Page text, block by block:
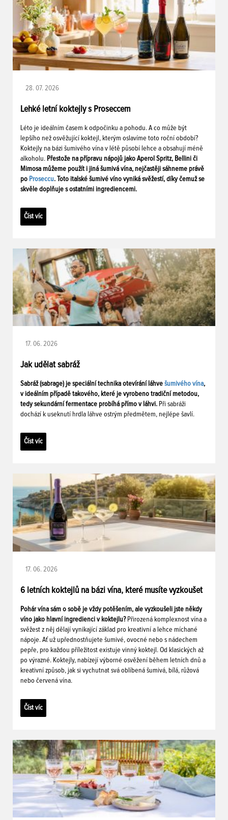
28. 07. 2026
Lehké letní koktejly s Proseccem
Léto je ideálním časem k odpočinku a pohodu. A co může být
lepšího než osvěžující koktejl, kterým oslavíme toto roční období?
Koktejly na bázi šumivého vína v létě působí lehce a obsahují méně
alkoholu. Přestože na přípravu nápojů jako Aperol Spritz, Bellini či
Mimosa můžeme použít i jiná šumivá vína, nejčastěji sáhneme právě
po Proseccu. Toto italské šumivé víno vyniká svěžestí, díky čemuž se
skvěle doplňuje s ostatními ingrediencemi.
Číst víc
17. 06. 2026
Jak udělat sabráž
Sabráž (sabrage) je speciální technika otevírání láhve šumivého vína,
v ideálním případě takového, které je vyrobeno tradiční metodou,
tedy sekundární fermentace probíhá přímo v láhvi. Při sabráži
dochází k useknutí hrdla láhve ostrým předmětem, nejlépe šavlí.
Číst víc
17. 06. 2026
6 letních koktejlů na bázi vína, které musíte vyzkoušet
Pohár vína sám o sobě je vždy potěšením, ale vyzkoušeli jste někdy
víno jako hlavní ingredienci v koktejlu? Přirozená komplexnost vína a
svěžest z něj dělají vynikající základ pro kreativní a lehce míchané
nápoje. Ať už upřednostňujete šumivé, ovocné nebo s nádechem
pepře, pro každou příležitost existuje vinný koktejl. Od klasických až
po výrazné. Koktejly, nabízejí výborné osvěžení během letních dnů a
kreativní způsob, jak si vychutnat svá oblíbená šumivá, bílá, růžová
nebo červená vína.
Číst víc